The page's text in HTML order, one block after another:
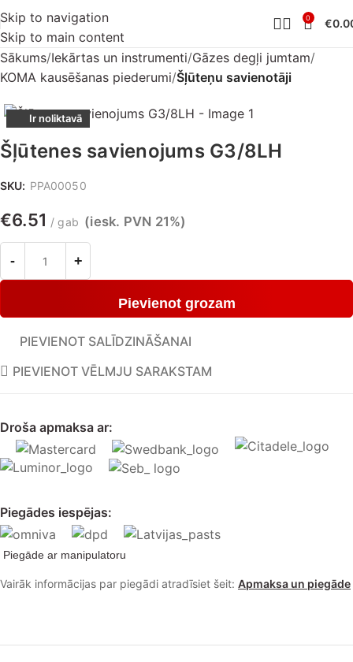
Skip to navigation
Skip to main content
0 €
Sākums Iekārtas un instrumenti Gāzes degļi jumtam
KOMA kausēšanas piederumi Šļūteņu savienotāji
Ir noliktavā
Šļūtenes savienojums G3/8LH
SKU: PPA00050
€6.51 gab (iesk. PVN 21%)
Pievienot grozam
Droša apmaksa ar:
Piegādes iespējas:
Piegāde ar manipulatoru
Vairāk informācijas par piegādi atradīsiet šeit: Apmaksa un piegāde
PIEVIENOT SALĪDZINĀŠANAI
PIEVIENOT VĒLMJU SARAKSTAM